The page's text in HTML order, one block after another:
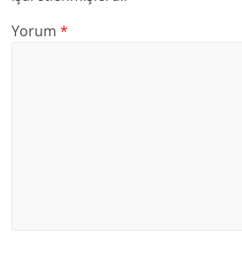
Yorum*